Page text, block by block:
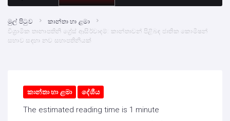
මුල් පිටුව
කාන්තා හා ළමා
විශ්‍රාමික තානාපතිනි ග්‍රේස් ආසිර්වාදම්: කාන්තාවන් පිළිබඳ ජාතික කොමිෂන්
සභාව සඳහා නව සභාපතිනියක්
කාන්තා හා ළමා දේශීය
The estimated reading time is 1 minute